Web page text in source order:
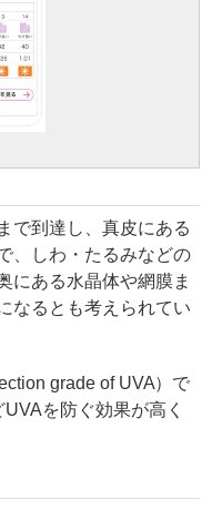
で到達し、真皮にある
、しわ・たるみなどの
にある水晶体や網膜ま
なるとも考えられてい
grade of UVA）で
を防ぐ効果が高く